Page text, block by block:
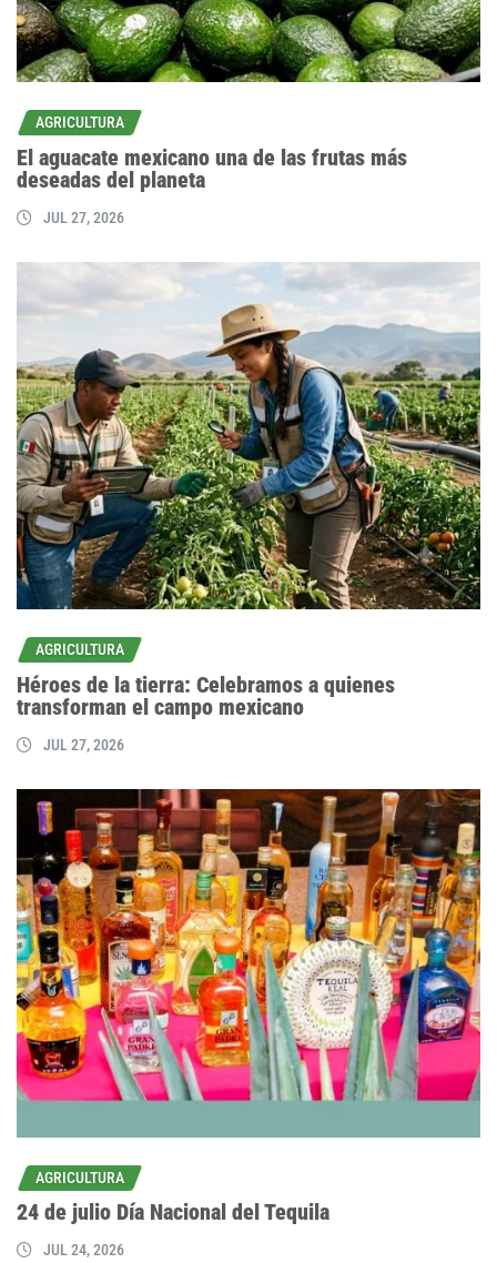
AGRICULTURA
El aguacate mexicano una de las frutas más
deseadas del planeta
JUL 27, 2026
AGRICULTURA
Héroes de la tierra: Celebramos a quienes
transforman el campo mexicano
JUL 27, 2026
AGRICULTURA
24 de julio Día Nacional del Tequila
JUL 24, 2026